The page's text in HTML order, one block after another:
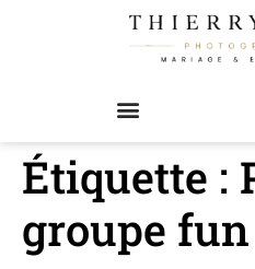
Étiquette :
groupe fun